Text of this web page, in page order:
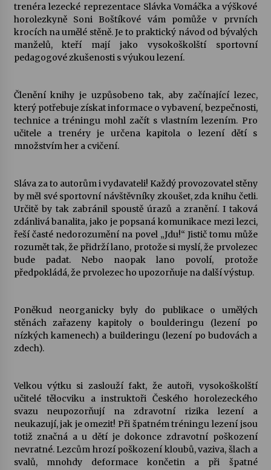
trenéra lezecké reprezentace Slávka Vomáčka a výškové
horolezkyně Soni Boštíkové vám pomůže v prvních
krocích na umělé stěně. Je to praktický návod od bývalých
manželů, kteří mají jako vysokoškolští sportovní
pedagogové zkušenosti s výukou lezení.
Členění knihy je uzpůsobeno tak, aby začínající lezec,
který potřebuje získat informace o vybavení, bezpečnosti,
technice a tréningu mohl začít s vlastním lezením. Pro
učitele a trenéry je určena kapitola o lezení dětí s
množstvím her a cvičení.
Sláva za to autorům i vydavateli! Každý provozovatel stěny
by měl své sportovní návštěvníky zkoušet, zda knihu četli.
Určitě by tak zabránil spoustě úrazů a zranění. I taková
zdánlivá banalita, jako je popsaná komunikace mezi lezci,
řeší časté nedorozumění na povel „Jdu!“ Jistič tomu může
rozumět tak, že přidrží lano, protože si myslí, že prvolezec
bude padat. Nebo naopak lano povolí, protože
předpokládá, že prvolezec ho upozorňuje na další výstup.
Poněkud neorganicky byly do publikace o umělých
stěnách zařazeny kapitoly o boulderingu (lezení po
nízkých kamenech) a builderingu (lezení po budovách a
zdech).
Velkou výtku si zaslouží fakt, že autoři, vysokoškolští
učitelé tělocviku a instruktoři Českého horolezeckého
svazu neupozorňují na zdravotní rizika lezení a
neukazují, jak je omezit! Při špatném tréningu lezení jsou
totiž značná a u dětí je dokonce zdravotní poškození
nevratné. Lezcům hrozí poškození kloubů, vaziva, šlach a
svalů, mnohdy deformace končetin a při špatné